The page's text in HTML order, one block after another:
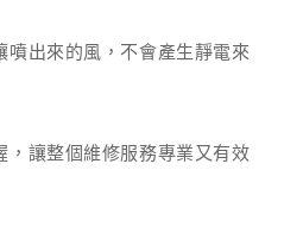
噴出來的風，不會產生靜電來
，讓整個維修服務專業又有效